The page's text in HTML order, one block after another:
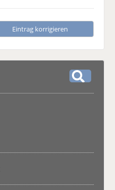
Eintrag korrigieren